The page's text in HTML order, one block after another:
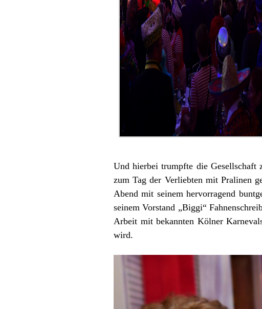
Und hierbei trumpfte die Gesellschaft
zum Tag der Verliebten mit Pralinen
Abend mit seinem hervorragend
seinem Vorstand „Biggi“
Arbeit mit bekannten Kölner
wird.